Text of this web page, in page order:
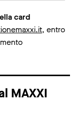
card
, entro
MAXXI